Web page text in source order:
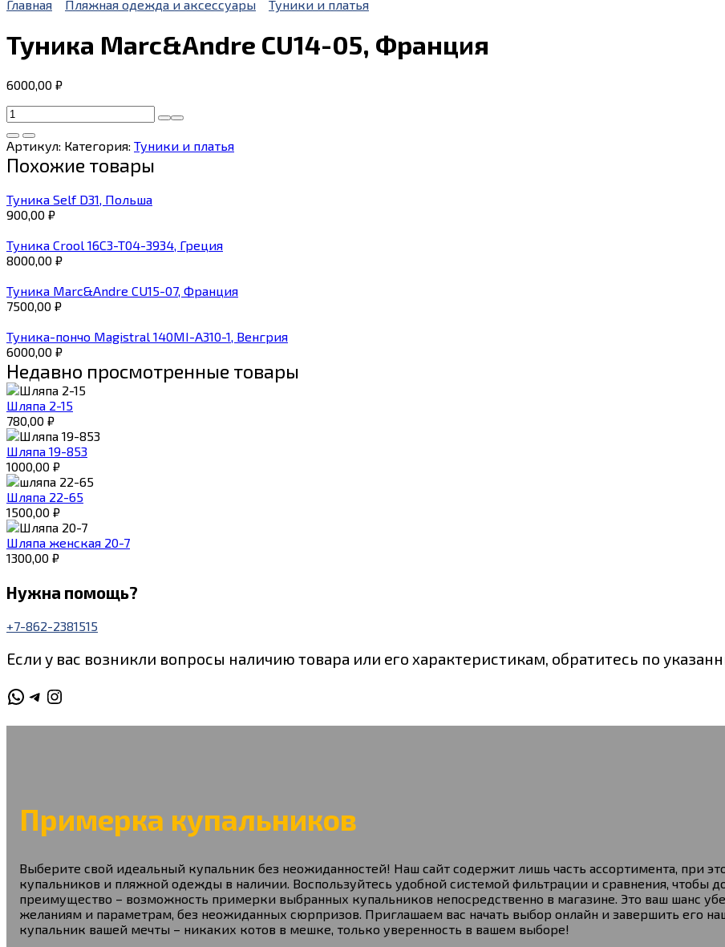
Главная Пляжная одежда и аксессуары Туники и платья
Туника Marc&Andre CU14-05, Франция
6000,00 ₽
Количество
товара
Туника
Marc&Andre
CU14-
Франция
Артикул: Категория: Туники и платья
Похожие товары
Туника Self D31, Польша
900,00 ₽
Туника Crool 16C3-T04-3934, Греция
8000,00 ₽
Туника Marc&Andre CU15-07, Франция
7500,00 ₽
Туника-пончо Magistral 140MI-A310-1, Венгрия
6000,00 ₽
Недавно просмотренные товары
Шляпа 2-15
780,00 ₽
Шляпа 19-853
1000,00 ₽
Шляпа 22-65
1500,00 ₽
Шляпа женская 20-7
1300,00 ₽
Нужна помощь?
+7-862-2381515
Если у вас возникли вопросы наличию товара или его характеристикам, обратитесь по
WhatsApp Telegram Instagram
Примерка купальников
Выберите свой идеальный купальник без неожиданностей! Наш сайт содержит лишь часть ассортимента, при
купальников и пляжной одежды в наличии. Воспользуйтесь удобной системой фильтрации и сравнения, чтобы
преимущество – возможность примерки выбранных купальников непосредственно в магазине. Это ваш шанс
желаниям и параметрам, без неожиданных сюрпризов. Приглашаем вас начать выбор онлайн и завершить его
купальник вашей мечты – никаких котов в мешке, только уверенность в вашем выборе!